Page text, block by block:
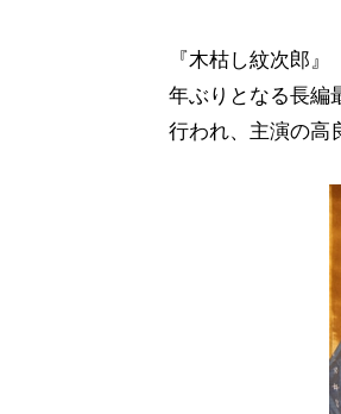
『木枯し紋次郎
年ぶりとなる長編
行われ、主演の高